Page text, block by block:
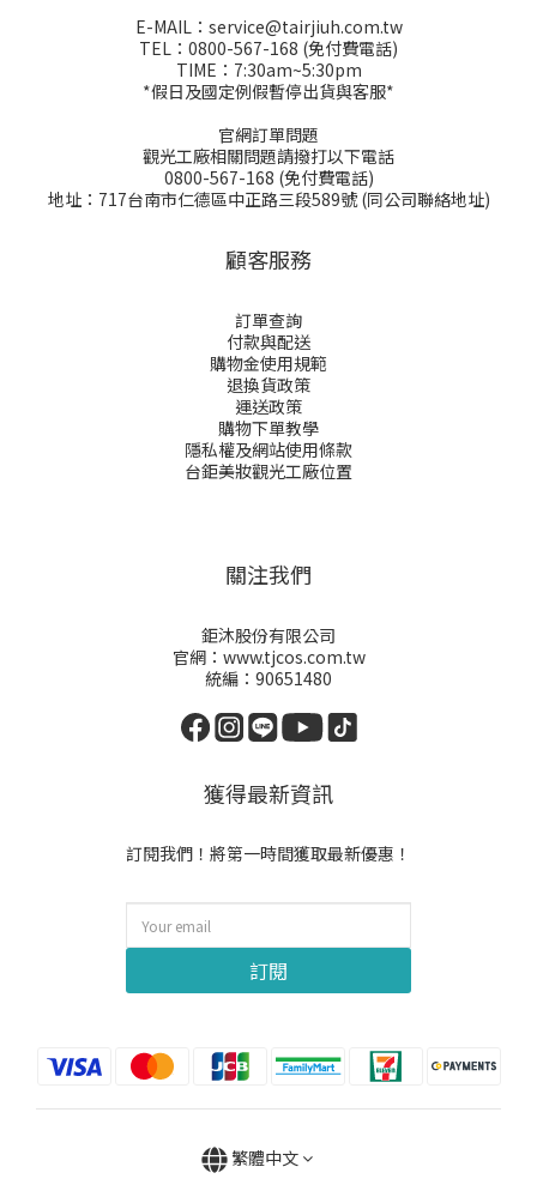
E-MAIL：service@tairjiuh.com.tw
TEL：0800-567-168 (免付費電話)
TIME：7:30am~5:30pm
*假日及國定例假暫停出貨與客服*
官網訂單問題
觀光工廠相關問題請撥打以下電話
0800-567-168 (免付費電話)
地址：717台南市仁德區中正路三段589號 (同公司聯絡地址)
顧客服務
訂單查詢
付款與配送
購物金使用規範
退換貨政策
運送政策
購物下單教學
隱私權及網站使用條款
台鉅美妝觀光工廠位置
關注我們
鉅沐股份有限公司
官網：www.tjcos.com.tw
統編：90651480
獲得最新資訊
訂閱我們！將第一時間獲取最新優惠！
訂閱
繁體中文